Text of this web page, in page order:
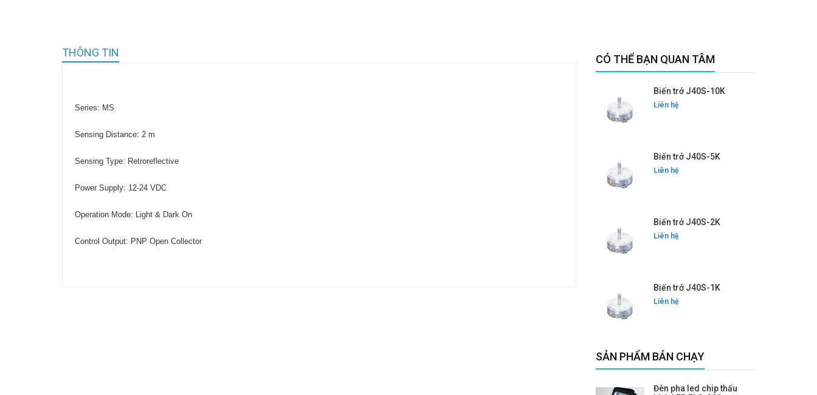
THÔNG TIN
Series: MS
Sensing Distance: 2 m
Sensing Type: Retroreflective
Power Supply: 12-24 VDC
Operation Mode: Light & Dark On
Control Output: PNP Open Collector
CÓ THỂ BẠN QUAN TÂM
Biến trở J40S-10K
Liên hệ
Biến trở J40S-5K
Liên hệ
Biến trở J40S-2K
Liên hệ
Biến trở J40S-1K
Liên hệ
SẢN PHẨM BÁN CHẠY
Đèn pha led chip thấu